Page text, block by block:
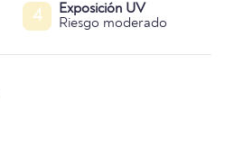
4
Exposición UV
Riesgo moderado